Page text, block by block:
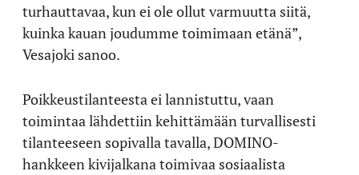
turhauttavaa, kun ei ole ollut varmuutta siitä,
kuinka kauan joudumme toimimaan etänä”,
Vesajoki sanoo.
Poikkeustilanteesta ei lannistuttu, vaan
toimintaa lähdettiin kehittämään turvallisesti
tilanteeseen sopivalla tavalla, DOMINO-
hankkeen kivijalkana toimivaa sosiaalista